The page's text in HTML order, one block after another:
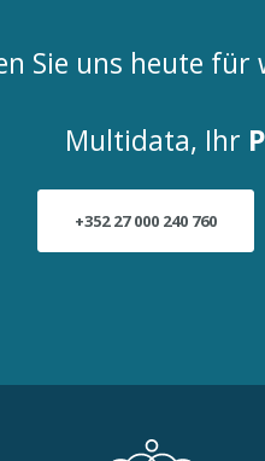
Sie uns heute
Multidata, Ihr
+352 27 000 240 760